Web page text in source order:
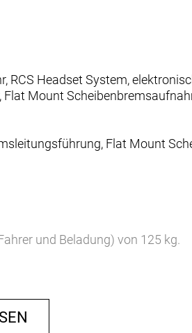
RCS Headset System,
Mount
Flat Mount
und Beladung) von 125 kg.